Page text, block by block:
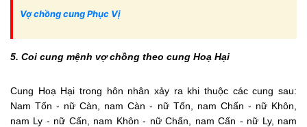
Vợ chồng cung Phục Vị
5. Coi cung mệnh vợ chồng theo cung Hoạ Hại
Cung Hoạ Hại trong hôn nhân xảy ra khi thuộc các cung sau:
Nam Tốn - nữ Càn, nam Càn - nữ Tốn, nam Chấn - nữ Khôn,
nam Ly - nữ Cấn, nam Khôn - nữ Chấn, nam Cấn - nữ Ly, nam